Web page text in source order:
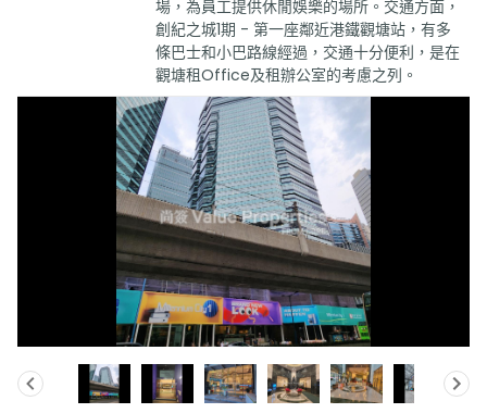
場，為員工提供休閒娛樂的場所。交通方面，
創紀之城1期 - 第一座鄰近港鐵觀塘站，有多
條巴士和小巴路線經過，交通十分便利，是在
觀塘租Office及租辦公室的考慮之列。